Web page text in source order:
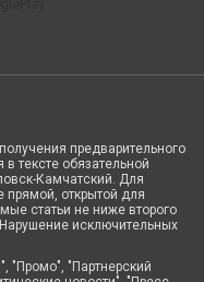
предварительного
тексте обязательной
Камчатский. Для
прямой, открытой для
статьи не ниже второго
исключительных
"Промо", "Партнерский